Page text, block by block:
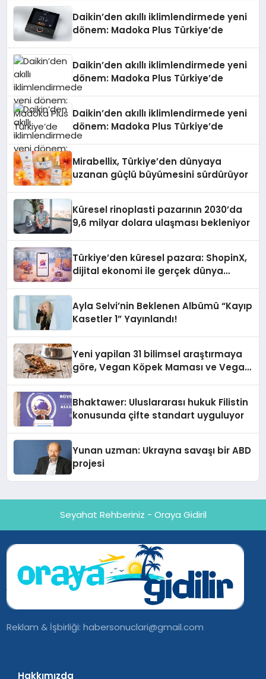
Daikin’den akıllı iklimlendirmede yeni
dönem: Madoka Plus Türkiye’de
Daikin’den akıllı iklimlendirmede yeni
dönem: Madoka Plus Türkiye’de
Daikin’den akıllı iklimlendirmede yeni
dönem: Madoka Plus Türkiye’de
Mirabellix, Türkiye’den dünyaya
uzanan güçlü büyümesini sürdürüyor
Küresel rinoplasti pazarının 2030’da
9,6 milyar dolara ulaşması bekleniyor
Türkiye’den küresel pazara: ShopinX,
dijital ekonomi ile gerçek dünya
Ayla Selvi’nin Beklenen Albümü “Kayıp
Kasetler 1” Yayınlandı!
Yeni yapilan 31 bilimsel araştırmaya
göre, Vegan Köpek Maması ve Vegan
Bhaktawer: Uluslararası hukuk Filistin
konusunda çifte standart uyguluyor
Yunan uzman: Ukrayna savaşı bir ABD
projesi
Seyahat Rehberiniz - Oraya Gidiril
Reklam & İşbirliği:habersonuclari@gmail.com
Hakkımızda